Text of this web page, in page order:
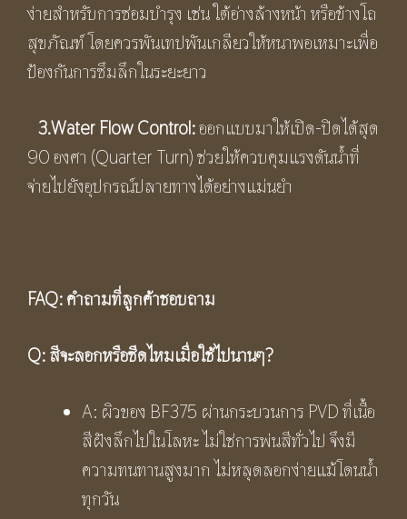
ง่ายสำหรับการซ่อมบำรุง เช่น ใต้อ่างล้างหน้า หรือข้างโถ
สุขภัณฑ์ โดยควรพันเทปพันเกลียวให้หนาพอเหมาะเพื่อ
ป้องกันการซึมลึกในระยะยาว
3.Water Flow Control:ออกแบบมาให้เปิด-ปิดได้สุด
90 องศา (Quarter Turn) ช่วยให้ควบคุมแรงดันน้ำที่
จ่ายไปยังอุปกรณ์ปลายทางได้อย่างแม่นยำ
FAQ:คำถามที่ลูกค้าชอบถาม
Q:สีจะลอกหรือซีดไหมเมื่อใช้ไปนานๆ?
A: ผิวของ BF375 ผ่านกระบวนการ PVD ที่เนื้อ
สีฝังลึกไปในโลหะ ไม่ใช่การพ่นสีทั่วไป จึงมี
ความทนทานสูงมาก ไม่หลุดลอกง่ายแม้โดนน้ำ
ทุกวัน